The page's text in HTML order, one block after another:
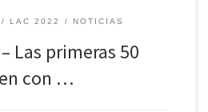
LAC 2022 NOTICIAS
Las primeras 50
con …